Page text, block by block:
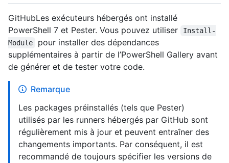
GitHubLes exécuteurs hébergés ont installé
PowerShell 7 et Pester. Vous pouvez utiliser
Install-
Module
pour installer des dépendances
supplémentaires à partir de l’PowerShell Gallery avant
de générer et de tester votre code.
Remarque
Les packages préinstallés (tels que Pester)
utilisés par les runners hébergés par GitHub sont
régulièrement mis à jour et peuvent entraîner des
changements importants. Par conséquent, il est
recommandé de toujours spécifier les versions de